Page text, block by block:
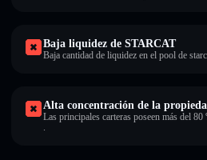
Baja liquidez de STARCAT
Baja cantidad de liquidez en el pool de
Alta concentración de la
Las principales carteras poseen más del
.